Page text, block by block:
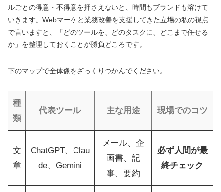
ルごとの得意・不得意を押さえないと、時間もブランドも溶けて
いきます。Webマーケと業務改善を支援してきた立場の私の視点
で言いますと、「どのツールを、どのタスクに、どこまで任せる
か」を整理しておくことが勝負どころです。
下のマップで全体像をざっくりつかんでください。
種
類
代表ツール 主な用途 現場でのコツ
文
章
ChatGPT、Clau
de、Gemini
メール、企
画書、記
事、要約
必ず人間が最
終チェック